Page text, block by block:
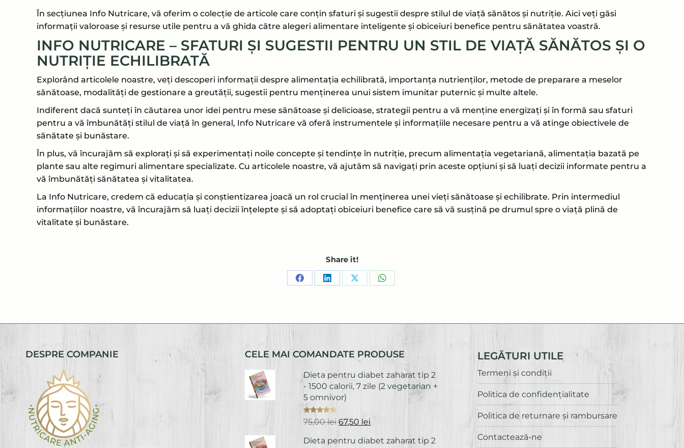
În secțiunea Info Nutricare, vă oferim o colecție de articole care conțin sfaturi și sugestii despre stilul de viață sănătos și nutriție. Aici veți găsi
informații valoroase și resurse utile pentru a vă ghida către alegeri alimentare inteligente și obiceiuri benefice pentru sănătatea voastră.
INFO NUTRICARE – SFATURI ȘI SUGESTII PENTRU UN STIL DE VIAȚĂ SĂNĂTOS ȘI O
NUTRIȚIE ECHILIBRATĂ
Explorând articolele noastre, veți descoperi informații despre alimentația echilibrată, importanța nutrienților, metode de preparare a meselor
sănătoase, modalități de gestionare a greutății, sugestii pentru menținerea unui sistem imunitar puternic și multe altele.
Indiferent dacă sunteți în căutarea unor idei pentru mese sănătoase și delicioase, strategii pentru a vă menține energizați și în formă sau sfaturi
pentru a vă îmbunătăți stilul de viață în general, Info Nutricare vă oferă instrumentele și informațiile necesare pentru a vă atinge obiectivele de
sănătate și bunăstare.
În plus, vă încurajăm să explorați și să experimentați noile concepte și tendințe în nutriție, precum alimentația vegetariană, alimentația bazată pe
plante sau alte regimuri alimentare specializate. Cu articolele noastre, vă ajutăm să navigați prin aceste opțiuni și să luați decizii informate pentru a
vă îmbunătăți sănătatea și vitalitatea.
La Info Nutricare, credem că educația și conștientizarea joacă un rol crucial în menținerea unei vieți sănătoase și echilibrate. Prin intermediul
informațiilor noastre, vă încurajăm să luați decizii înțelepte și să adoptați obiceiuri benefice care să vă susțină pe drumul spre o viață plină de
vitalitate și bunăstare.
Share it!
Share Share Share Share
DESPRE COMPANIE CELE MAI COMANDATE PRODUSE
Dieta pentru diabet zaharat tip 2
- 1500 calorii, 7 zile (2 vegetarian +
5 omnivor)
Evaluat la
5.00
75,00leiPrețul
a
67,50 lei
este:
Dieta pentru diabet zaharat tip 2
LEGĂTURI UTILE
Termeni și condiții
Politica de confidenţialitate
Politica de returnare și rambursare
Contactează-ne